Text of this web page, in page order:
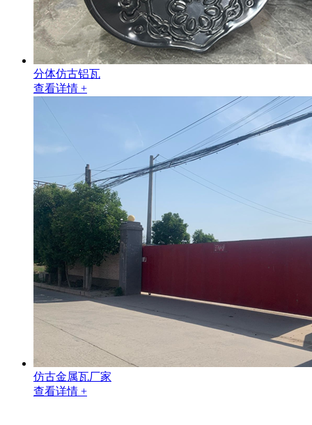
分体仿古铝瓦
查看详情 +
仿古金属瓦厂家
查看详情 +